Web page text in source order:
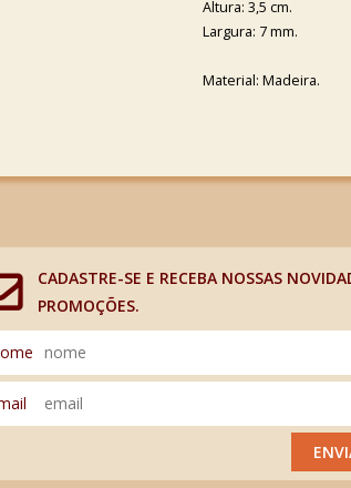
Altura: 3,5 cm.
Largura: 7 mm.
Material: Madeira.
CADASTRE-SE E RECEBA NOSSAS
PROMOÇÕES.